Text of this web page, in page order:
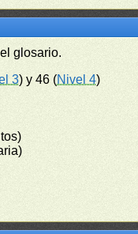
glosario.
3) y 46 (Nivel 4)